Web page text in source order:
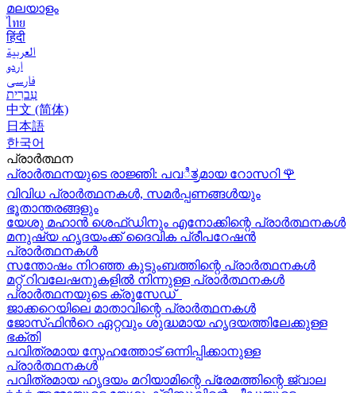
മലയാളം
ไทย
हिंदी
العربية
اردو
فارسی
עִברִית
中文 (简体)
日本語
한국어
പ്രാർത്ഥന
പ്രാർത്ഥനയുടെ രാജ്ഞി: പവಿತ್ರമായ റോസറി 🌹
വിവിധ പ്രാർത്ഥനകൾ, സമർപ്പണങ്ങൾയും
ഭൂതാന്തരങ്ങളും
യേശു മഹാന്‍ ശെഫ്ഡിനും എനോക്കിന്റെ പ്രാർത്ഥനകള്‍
മനുഷ്യ ഹൃദയംക്ക് ദൈവിക പ്രീപറേഷൻ
പ്രാർത്ഥനകൾ
സന്തോഷം നിറഞ്ഞ കുടുംബത്തിന്റെ പ്രാർത്ഥനകള്‍
മറ്റ് റിവലേഷനുകളിൽ നിന്നുള്ള പ്രാർത്ഥനകൾ
പ്രാർത്ഥനയുടെ ക്രൂസേഡ്
ജാക്കറെയിലെ മാതാവിന്റെ പ്രാർത്ഥനകൾ
ജോസ്‌ഫിന്‍റെ ഏറ്റവും ശുദ്ധമായ ഹൃദയത്തിലേക്കുള്ള
ഭക്തി
പവിത്രമായ സ്നേഹത്തോട് ഒന്നിപ്പിക്കാനുള്ള
പ്രാർത്ഥനകള്‍
പവിത്രമായ ഹൃദയം മറിയാമിന്റെ പ്രേമത്തിന്റെ ജ്വാല